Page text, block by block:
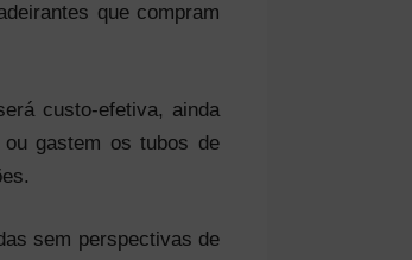
que compram
custo-efetiva, ainda
gastem os tubos de
sem perspectivas de